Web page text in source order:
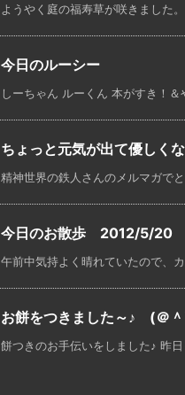
ようやく庭の福寿草が咲きました
今日のルーシー
しーちゃん ルーくん 本がすき！
ちょっと元気が出て優しく
精神世界の鉄人さんのメルマガで
今日のお散歩 2012/5/20
午前中気持よく晴れていたので、
お餅をつきました～♪ (＠
餅つきのお手伝いをしました♪ 昨